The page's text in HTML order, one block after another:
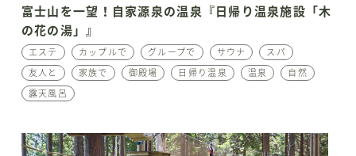
富士山を一望！自家源泉の温泉『日帰り温泉施設「木
の花の湯」』
エステ カップルで グループで サウナ
スパ
友人と
家族で 御殿場 日帰り温泉 温泉
自然
露天風呂